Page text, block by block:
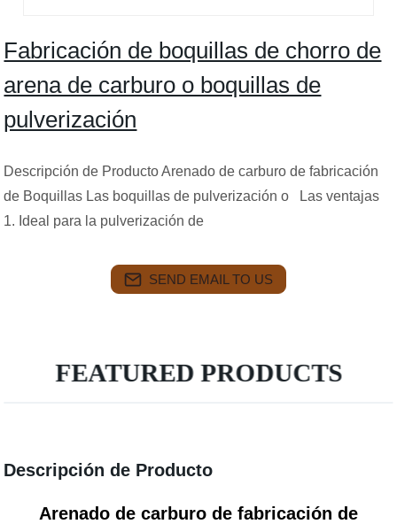
Fabricación de boquillas de chorro de
arena de carburo o boquillas de
pulverización
Descripción de Producto Arenado de carburo de fabricación
de Boquillas Las boquillas de pulverización o Las ventajas
1. Ideal para la pulverización de
SEND EMAIL TO US
FEATURED PRODUCTS
Descripción de Producto
Arenado de carburo de fabricación de